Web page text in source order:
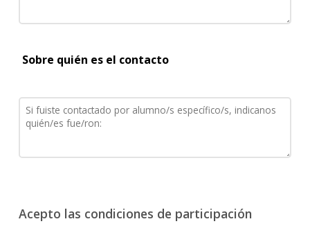
Sobre quién es el contacto
Acepto las condiciones de participación